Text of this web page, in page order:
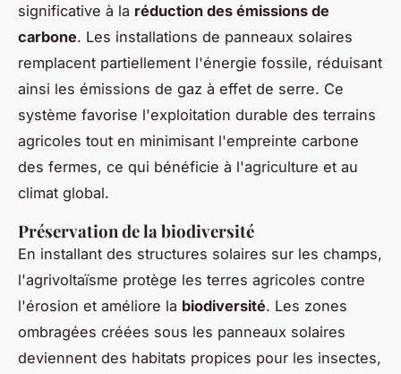
significative à la réduction des émissions de
carbone. Les installations de panneaux solaires
remplacent partiellement l'énergie fossile, réduisant
ainsi les émissions de gaz à effet de serre. Ce
système favorise l'exploitation durable des terrains
agricoles tout en minimisant l'empreinte carbone
des fermes, ce qui bénéficie à l'agriculture et au
climat global.
Préservation de la biodiversité
En installant des structures solaires sur les champs,
l'agrivoltaïsme protège les terres agricoles contre
l'érosion et améliore la biodiversité. Les zones
ombragées créées sous les panneaux solaires
deviennent des habitats propices pour les insectes,